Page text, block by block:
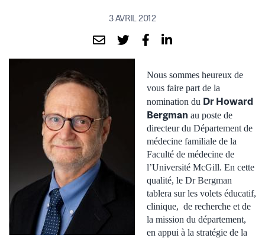
3 AVRIL 2012
Nous sommes heureux de
vous faire part de la
nomination du Dr Howard
Bergman au poste de
directeur du Département de
médecine familiale de la
Faculté de médecine de
l’Université McGill. En cette
qualité, le Dr Bergman
tablera sur les volets éducatif,
clinique, de recherche et de
la mission du département,
en appui à la stratégie de la